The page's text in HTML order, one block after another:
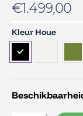
€1.499,00
Kleur Houe
Houe
Avanti
Tafel
153x98
Aluminium
aantal